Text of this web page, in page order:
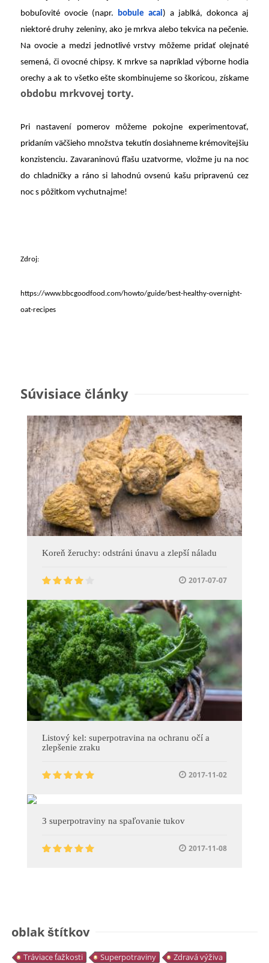
bobuľovité ovocie (napr. bobule acai) a jablká, dokonca aj
niektoré druhy zeleniny, ako je mrkva alebo tekvica na pečenie.
Na ovocie a medzi jednotlivé vrstvy môžeme pridať olejnaté
semená, či ovocné chipsy. K mrkve sa napríklad výborne hodia
orechy a ak to všetko ešte skombinujeme so škoricou, získame
obdobu mrkvovej torty.
Pri nastavení pomerov môžeme pokojne experimentovať,
pridaním väčšieho množstva tekutín dosiahneme krémovitejšiu
konzistenciu. Zavaraninovú fľašu uzatvorme, vložme ju na noc
do chladničky a ráno si lahodnú ovsenú kašu pripravenú cez
noc s pôžitkom vychutnajme!
Zdroj:
https://www.bbcgoodfood.com/howto/guide/best-healthy-overnight-
oat-recipes
Súvisiace články
Koreň žeruchy: odstráni únavu a zlepší náladu
2017-07-07
Listový kel: superpotravina na ochranu očí a
zlepšenie zraku
2017-11-02
3 superpotraviny na spaľovanie tukov
2017-11-08
oblak štítkov
Tráviace ťažkosti Superpotraviny Zdravá výživa